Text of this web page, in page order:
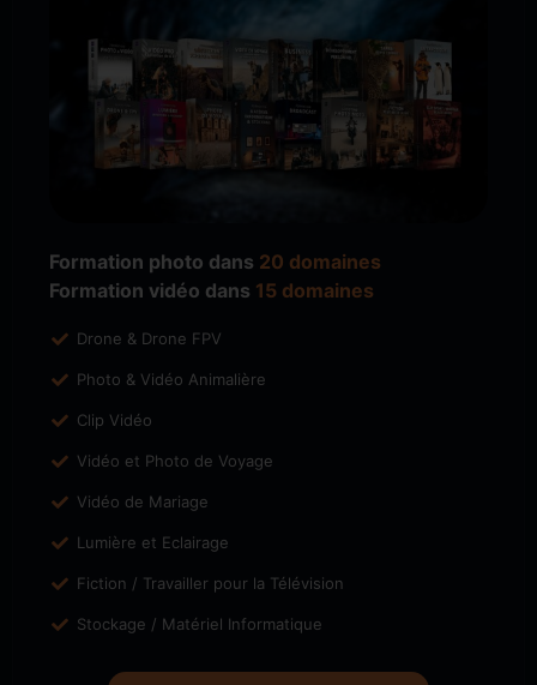
Formation photo dans 20 domaines
Formation vidéo dans 15 domaines
Drone & Drone FPV
Photo & Vidéo Animalière
Clip Vidéo
Vidéo et Photo de Voyage
Vidéo de Mariage
Lumière et Eclairage
Fiction / Travailler pour la Télévision
Stockage / Matériel Informatique